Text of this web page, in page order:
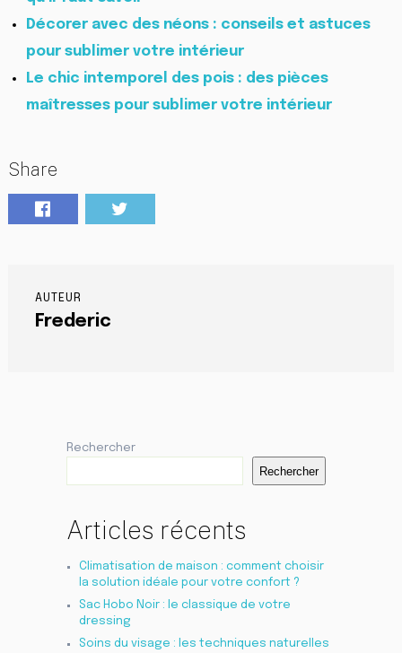
Décorer avec des néons : conseils et astuces
pour sublimer votre intérieur
Le chic intemporel des pois : des pièces
maîtresses pour sublimer votre intérieur
Share
AUTEUR
Frederic
Rechercher
Rechercher
Articles récents
Climatisation de maison : comment choisir
la solution idéale pour votre confort ?
Sac Hobo Noir : le classique de votre
dressing
Soins du visage : les techniques naturelles